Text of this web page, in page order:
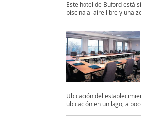
Este hotel de Buford está
piscina al aire libre y una
Ubicación del
ubicación en un lago, a